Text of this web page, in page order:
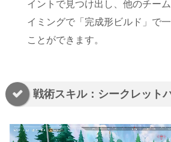
イントで見つけ出し、他のチー
イミングで「完成形ビルド」で
ことができます。
戦術スキル：シークレット
動